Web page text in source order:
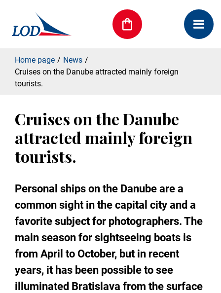
Home page
News
Cruises on the Danube attracted mainly foreign
tourists.
Cruises on the Danube
attracted mainly foreign
tourists.
Personal ships on the Danube are a
common sight in the capital city and a
favorite subject for photographers. The
main season for sightseeing boats is
from April to October, but in recent
years, it has been possible to see
illuminated Bratislava from the surface